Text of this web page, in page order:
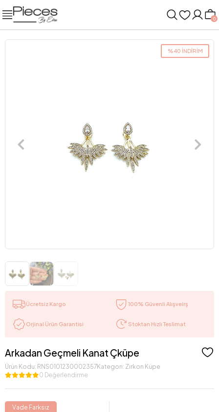
0
%40 İNDİRİM
Ücretsiz Kargo 100% Güvenli Alışveirş
Orjinal Ürün Garantisi Stoktan Hızlı Teslimat
Arkadan Geçmeli Kanat Çküpe
Ürün Kodu: RNS0101230002357Kategori: Zirkon Küpe
0 Değerlendirme
Vade Farksız